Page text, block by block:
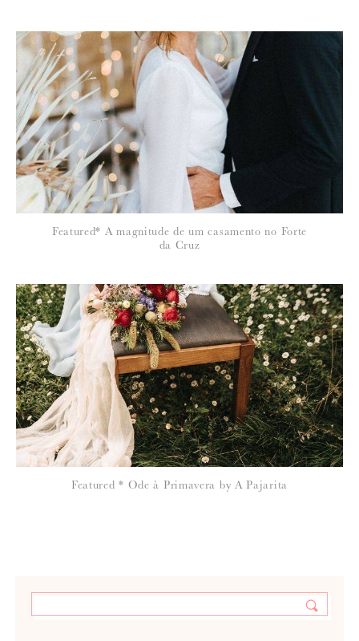
Para saber como tratamos e protegemos os seus dados, leia a nossa
política de privacidade
Featured* A magnitude de um casamento no Forte
da Cruz
Featured * Ode à Primavera by A Pajarita